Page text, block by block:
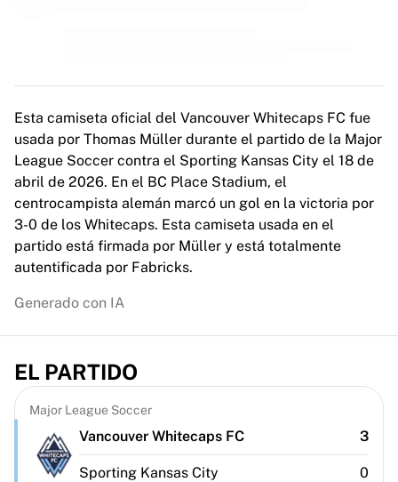
NWSL
OL Lyonnes
Paris Saint-Germain Feminines
Arsenal WFC
Explorar por país
Baloncesto
Destacados
Charlotte Hornets
Chicago Bulls
Portland Trail Blazers
Mejores equipos de la NBA
Charlotte Hornets
Chicago Bulls
Portland Trail Blazers
LA Clippers
Ver toda la NBA
Esta camiseta oficial del Vancouver Whitecaps FC fue
usada por Thomas Müller durante el partido de la Major
League Soccer contra el Sporting Kansas City el 18 de
abril de 2026. En el BC Place Stadium, el
centrocampista alemán marcó un gol en la victoria por
3-0 de los Whitecaps. Esta camiseta usada en el
partido está firmada por Müller y está totalmente
autentificada por Fabricks.
Generado con IA
EL PARTIDO
Major League Soccer
Vancouver Whitecaps FC 3
Sporting Kansas City 0